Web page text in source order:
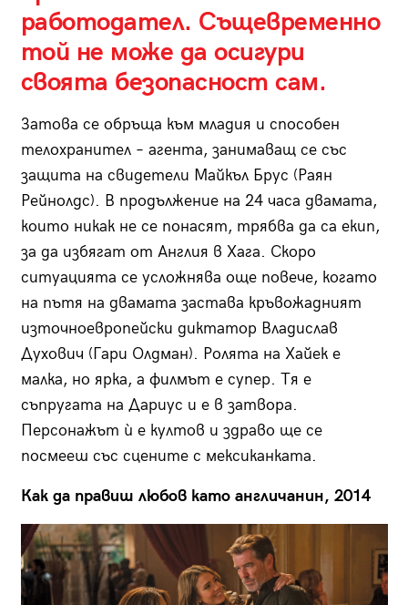
работодател. Същевременно
той не може да осигури
своята безопасност сам.
Затова се обръща към младия и способен
телохранител – агента, занимаващ се със
защита на свидетели Майкъл Брус (Раян
Рейнолдс). В продължение на 24 часа двамата,
които никак не се понасят, трябва да са екип,
за да избягат от Англия в Хага. Скоро
ситуацията се усложнява още повече, когато
на пътя на двамата застава кръвожадният
източноевропейски диктатор Владислав
Духович (Гари Олдман). Ролята на Хайек е
малка, но ярка, а филмът е супер. Тя е
съпругата на Дариус и е в затвора.
Персонажът ѝ е култов и здраво ще се
посмееш със сцените с мексиканката.
Как да правиш любов като англичанин, 2014